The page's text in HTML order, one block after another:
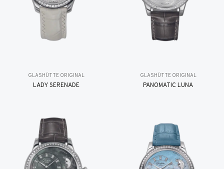
GLASHÜTTE ORIGINAL
LADY SERENADE
GLASHÜTTE ORIGINAL
PANOMATIC LUNA